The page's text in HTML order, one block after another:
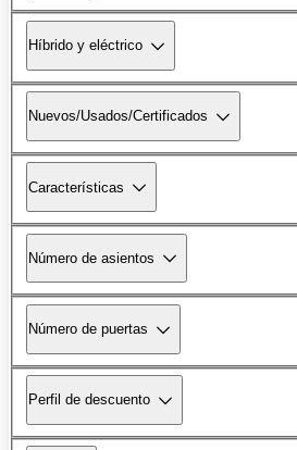
Híbrido y eléctrico
Nuevos/Usados/Certificados
Características
Número de asientos
Número de puertas
Perfil de descuento